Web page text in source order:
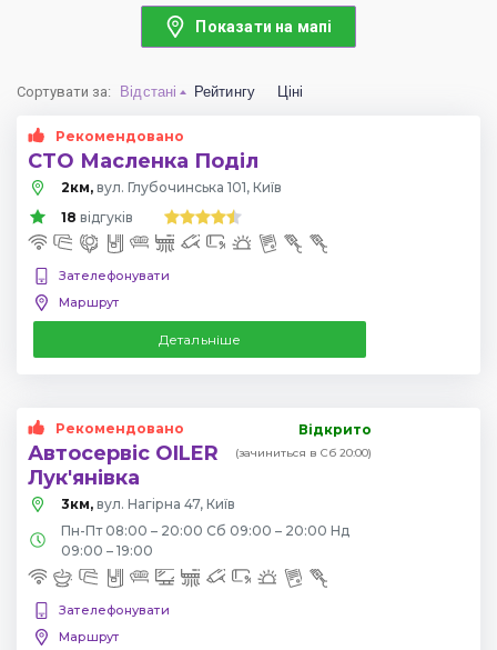
Показати на мапі
Сортувати за: Відстані Рейтингу Ціні
Рекомендовано
СТО Масленка Поділ
2км, вул. Глубочинська 101, Київ
18 відгуків
Зателефонувати
Маршрут
Детальніше
Рекомендовано
Автосервіс OILER
Лук'янівка
Відкрито
(зачиниться в Сб 20:00)
3км, вул. Нагірна 47, Київ
Пн-Пт 08:00 – 20:00 Сб 09:00 – 20:00 Нд
09:00 – 19:00
Зателефонувати
Маршрут